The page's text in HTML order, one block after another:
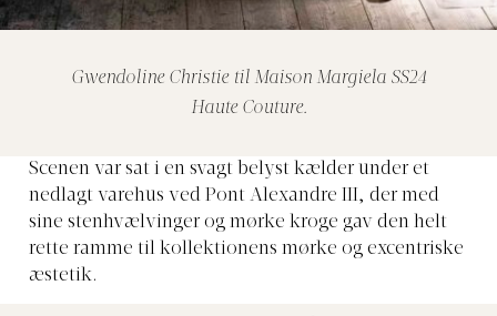
Gwendoline Christie til Maison Margiela SS24
Haute Couture.
Scenen var sat i en svagt belyst kælder under et
nedlagt varehus ved Pont Alexandre III, der med
sine stenhvælvinger og mørke kroge gav den helt
rette ramme til kollektionens mørke og excentriske
æstetik.